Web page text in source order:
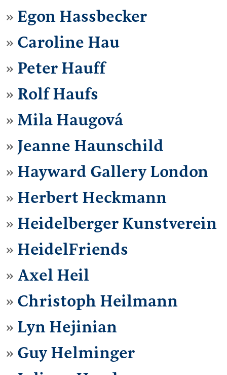
Egon Hassbecker
Caroline Hau
Peter Hauff
Rolf Haufs
Mila Haugová
Jeanne Haunschild
Hayward Gallery London
Herbert Heckmann
Heidelberger Kunstverein
HeidelFriends
Axel Heil
Christoph Heilmann
Lyn Hejinian
Guy Helminger